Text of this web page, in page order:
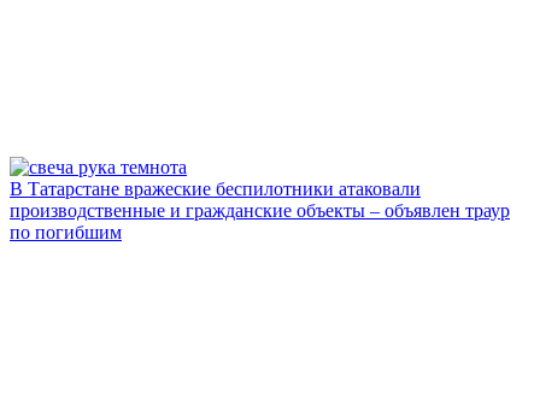
В Татарстане вражеские беспилотники атаковали
производственные и гражданские объекты – объявлен траур
по погибшим